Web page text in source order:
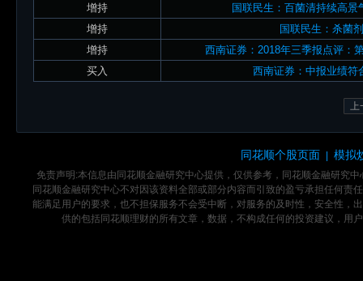
增持
国联民生：百菌清持续高
增持
国联民生：杀菌
增持
西南证券：2018年三季报点评：
买入
西南证券：中报业绩符
同花顺个股页面 | 模拟
免责声明:本信息由同花顺金融研究中心提供，仅供参考，同花顺金融研究
同花顺金融研究中心不对因该资料全部或部分内容而引致的盈亏承担任何
能满足用户的要求，也不担保服务不会受中断，对服务的及时性，安全性，
供的包括同花顺理财的所有文章，数据，不构成任何的投资建议，用